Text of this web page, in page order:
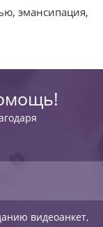
эмансипация,
видеоанкет,